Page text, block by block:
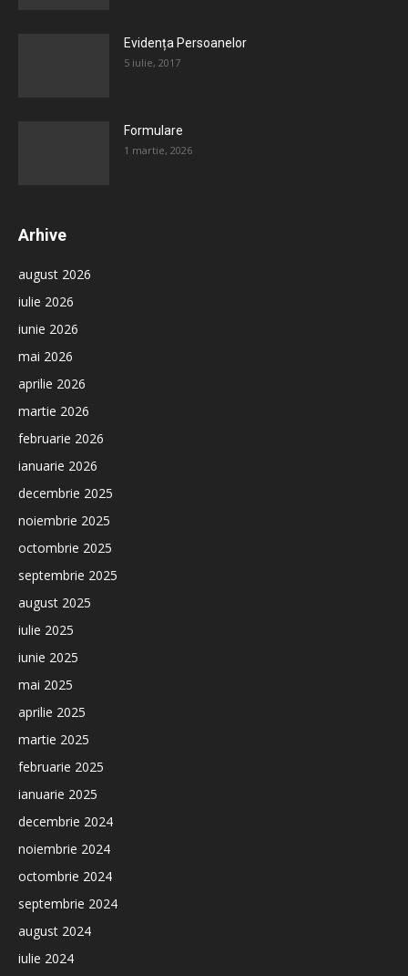
Evidența Persoanelor
5 iulie, 2017
Formulare
1 martie, 2026
Arhive
august 2026
iulie 2026
iunie 2026
mai 2026
aprilie 2026
martie 2026
februarie 2026
ianuarie 2026
decembrie 2025
noiembrie 2025
octombrie 2025
septembrie 2025
august 2025
iulie 2025
iunie 2025
mai 2025
aprilie 2025
martie 2025
februarie 2025
ianuarie 2025
decembrie 2024
noiembrie 2024
octombrie 2024
septembrie 2024
august 2024
iulie 2024